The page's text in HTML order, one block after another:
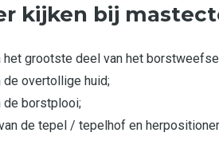
kijken bij
het grootste deel van het
de overtollige huid;
de borstplooi;
de tepel / tepelhof en